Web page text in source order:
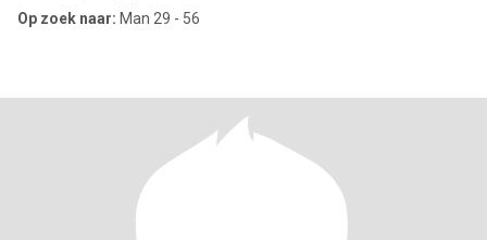
Op zoek naar: Man 29 - 56